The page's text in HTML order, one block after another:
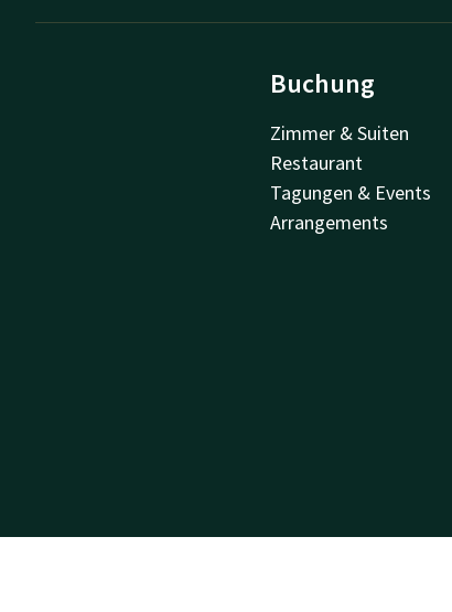
Buchung
Zimmer & Suiten
Restaurant
Tagungen & Events
Arrangements